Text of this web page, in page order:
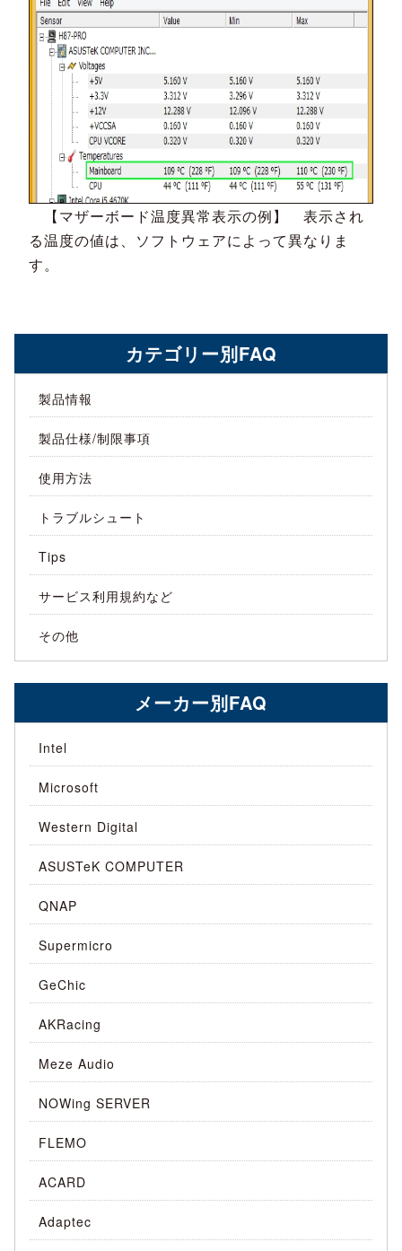
【マザーボード温度異常表示の例】 表示され
る温度の値は、ソフトウェアによって異なりま
す。
カテゴリー別FAQ
製品情報
製品仕様/制限事項
使用方法
トラブルシュート
Tips
サービス利用規約など
その他
メーカー別FAQ
Intel
Microsoft
Western Digital
ASUSTeK COMPUTER
QNAP
Supermicro
GeChic
AKRacing
Meze Audio
NOWing SERVER
FLEMO
ACARD
Adaptec